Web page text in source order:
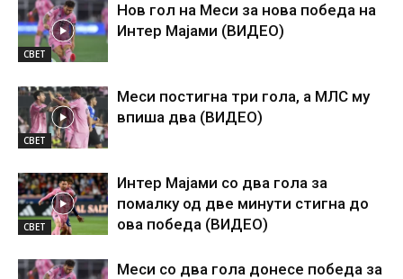
СВЕТ
Нов гол на Меси за нова победа на
Интер Мајами (ВИДЕО)
СВЕТ
Меси постигна три гола, а МЛС му
впиша два (ВИДЕО)
СВЕТ
Интер Мајами со два гола за
помалку од две минути стигна до
ова победа (ВИДЕО)
Меси со два гола донесе победа за